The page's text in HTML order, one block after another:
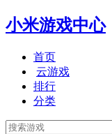
小米游戏中心
首页
云游戏
排行
分类